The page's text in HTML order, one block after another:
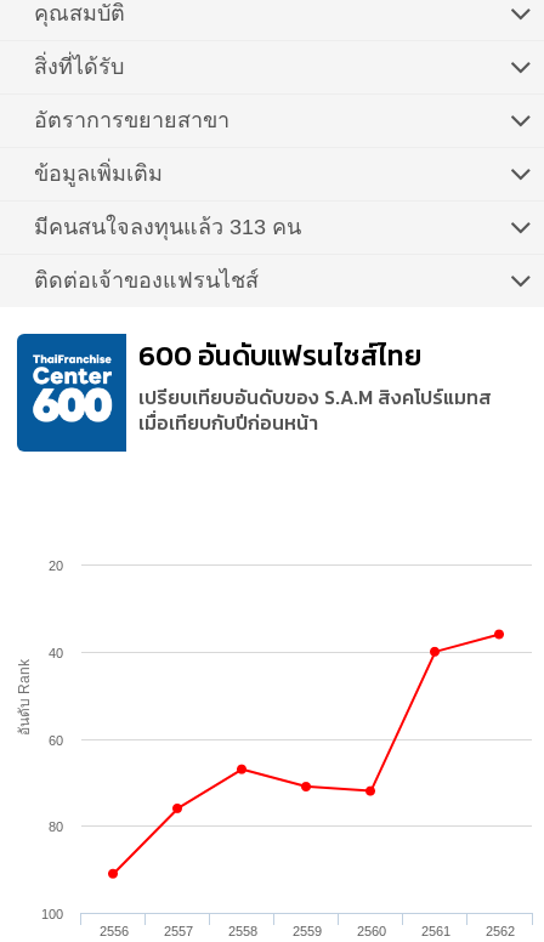
คุณสมบัติ
สิ่งที่ได้รับ
อัตราการขยายสาขา
ข้อมูลเพิ่มเติม
มีคนสนใจลงทุนแล้ว 313 คน
ติดต่อเจ้าของแฟรนไชส์
600 อันดับแฟรนไชส์ไทย
เปรียบเทียบอันดับของ S.A.M สิงคโปร์แมทส
เมื่อเทียบกับปีก่อนหน้า
อันดับ Rank
2556 2557 2558 2559 2560 2561 2562
20
40
60
80
100